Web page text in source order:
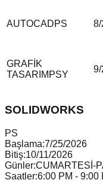
AUTOCADPS
GRAFİK
TASARIM PSY
SOLIDWORKS
PS
Başlama:7/25/2026
Bitiş:10/11/2026
Günler:CUMARTESİ-
Saatler:6:00 PM - 9:00